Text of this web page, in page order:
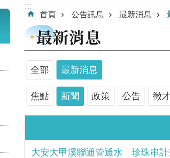
:::
首頁 公告訊息 最新消息
最新消息
全部 最新消息
焦點 新聞 政策 公告 徵
大安大甲溪聯通管通水 珍珠串計